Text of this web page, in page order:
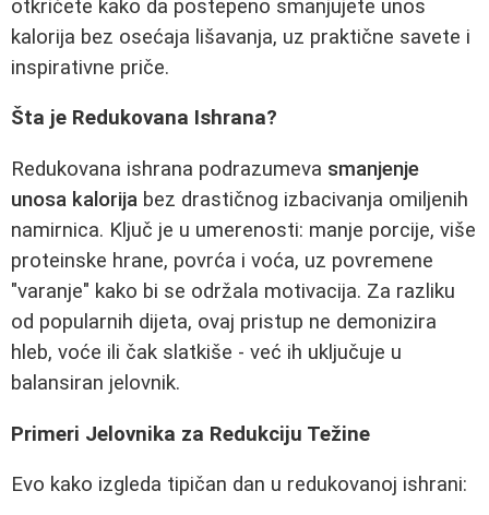
otkrićete kako da postepeno smanjujete unos
kalorija bez osećaja lišavanja, uz praktične savete i
inspirativne priče.
Šta je Redukovana Ishrana?
Redukovana ishrana podrazumeva smanjenje
unosa kalorija bez drastičnog izbacivanja omiljenih
namirnica. Ključ je u umerenosti: manje porcije, više
proteinske hrane, povrća i voća, uz povremene
"varanje" kako bi se održala motivacija. Za razliku
od popularnih dijeta, ovaj pristup ne demonizira
hleb, voće ili čak slatkiše - već ih uključuje u
balansiran jelovnik.
Primeri Jelovnika za Redukciju Težine
Evo kako izgleda tipičan dan u redukovanoj ishrani: